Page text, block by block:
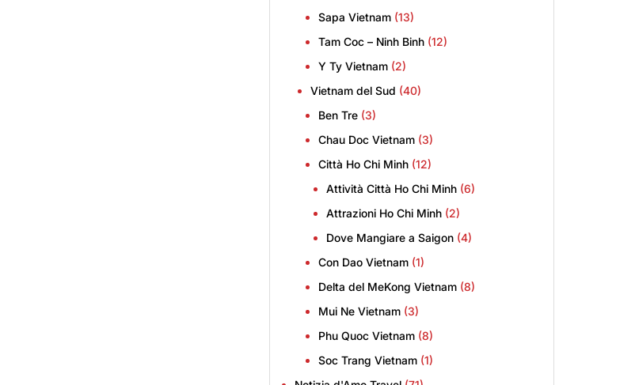
Sapa Vietnam (13)
Tam Coc – Ninh Binh (12)
Y Ty Vietnam (2)
Vietnam del Sud (40)
Ben Tre (3)
Chau Doc Vietnam (3)
Città Ho Chi Minh (12)
Attività Città Ho Chi Minh (6)
Attrazioni Ho Chi Minh (2)
Dove Mangiare a Saigon (4)
Con Dao Vietnam (1)
Delta del MeKong Vietnam (8)
Mui Ne Vietnam (3)
Phu Quoc Vietnam (8)
Soc Trang Vietnam (1)